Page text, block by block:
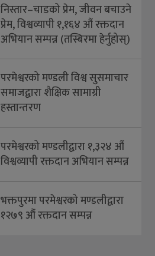
निस्तार–चाडको प्रेम, जीवन बचाउने
प्रेम, विश्वव्यापी १,१६४ औं रक्तदान
अभियान सम्पन्न (तस्बिरमा हेर्नुहोस्)
परमेश्वरको मण्डली विश्व सुसमाचार
समाजद्वारा शैक्षिक सामाग्री
हस्तान्तरण
परमेश्वरको मण्डलीद्वारा १,३२४ औं
विश्वव्यापी रक्तदान अभियान सम्पन्न
भक्तपुरमा परमेश्वरको मण्डलीद्वारा
१२७९ औं रक्तदान सम्पन्न